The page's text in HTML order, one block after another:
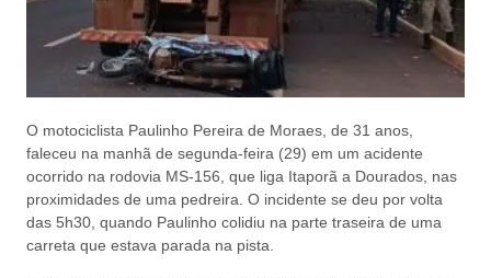
O motociclista Paulinho Pereira de Moraes, de 31 anos,
faleceu na manhã de segunda-feira (29) em um acidente
ocorrido na rodovia MS-156, que liga Itaporã a Dourados, nas
proximidades de uma pedreira. O incidente se deu por volta
das 5h30, quando Paulinho colidiu na parte traseira de uma
carreta que estava parada na pista.